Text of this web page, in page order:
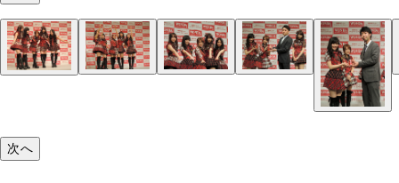
「ワンダ」の新ＣＭに登場するＡＫＢメンバー。
加藤玲奈、渡辺麻友、高橋みなみ、柏木由紀、田
次へ